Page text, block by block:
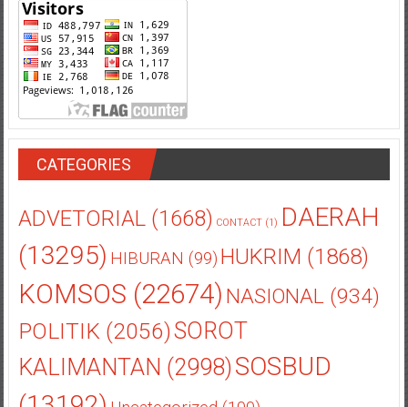
CATEGORIES
ADVETORIAL(1668)
DAERAH
(13295)HIBURAN(99)HUKRIM(1868)
KOMSOS(22674)NASIONAL(934)
POLITIK(2056)SOROT
KALIMANTAN(2998)SOSBUD
(13192)Uncategorized(100)